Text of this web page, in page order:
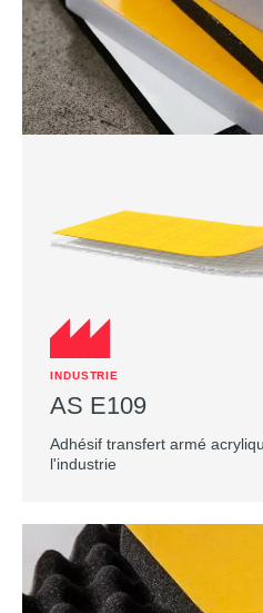
INDUSTRIE
AS E109
Adhésif transfert armé
l'industrie